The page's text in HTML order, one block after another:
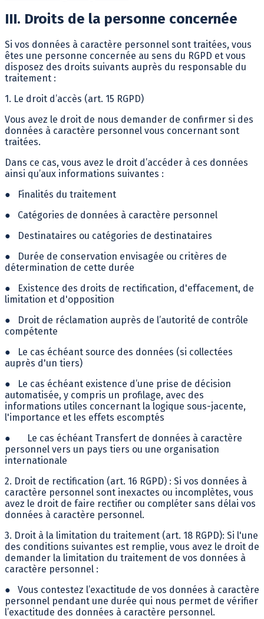
III. Droits de la personne concernée
Si vos données à caractère personnel sont traitées, vous
êtes une personne concernée au sens du RGPD et vous
disposez des droits suivants auprès du responsable du
traitement :
1. Le droit d’accès (art. 15 RGPD)
Vous avez le droit de nous demander de confirmer si des
données à caractère personnel vous concernant sont
traitées.
Dans ce cas, vous avez le droit d’accéder à ces données
ainsi qu’aux informations suivantes :
●
Finalités du traitement
● Catégories de données à caractère personnel
●
Destinataires ou catégories de destinataires
●
Durée de conservation envisagée ou critères de
détermination de cette durée
●
Existence des droits de rectification, d'effacement, de
limitation et d'opposition
●
Droit de réclamation auprès de l’autorité de contrôle
compétente
●
Le cas échéant source des données (si collectées
auprès d'un tiers)
●
Le cas échéant existence d’une prise de décision
automatisée, y compris un profilage, avec des
informations utiles concernant la logique sous-jacente,
l'importance et les effets escomptés
●
Le cas échéant Transfert de données à caractère
personnel vers un pays tiers ou une organisation
internationale
2. Droit de rectification (art. 16 RGPD) : Si vos données à
caractère personnel sont inexactes ou incomplètes, vous
avez le droit de faire rectifier ou compléter sans délai vos
données à caractère personnel.
3. Droit à la limitation du traitement (art. 18 RGPD): Si l'une
des conditions suivantes est remplie, vous avez le droit de
demander la limitation du traitement de vos données à
caractère personnel :
● Vous contestez l’exactitude de vos données à caractère
personnel pendant une durée qui nous permet de vérifier
l’exactitude des données à caractère personnel.